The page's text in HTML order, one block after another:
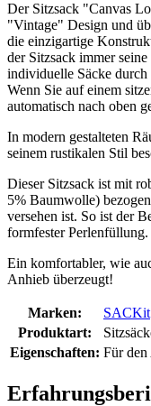
Der Sitzsack "Canvas
"Vintage" Design und
die einzigartige
der Sitzsack immer
individuelle Säcke durch
Wenn Sie auf einem
automatisch nach oben
In modern gestalteten
seinem rustikalen Stil
Dieser Sitzsack ist mit
5% Baumwolle)
versehen ist. So ist der
formfester Perlenfüllung.
Ein komfortabler, wie
Anhieb überzeugt!
Marken:
SACKit
Produktart:
Eigenschaften: Für den